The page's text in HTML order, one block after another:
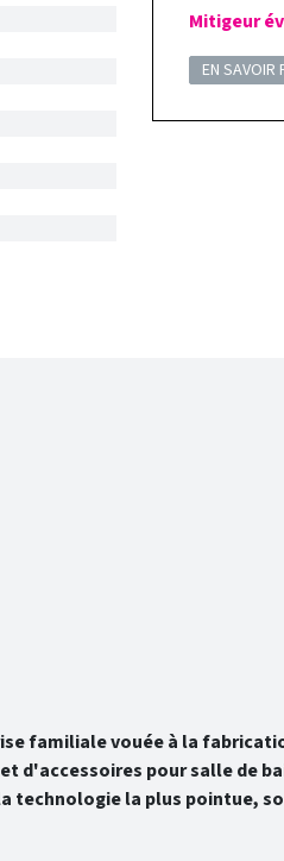
Mitigeur
EN SAVOIR
familiale vouée à la
pour salle de
technologie la plus pointue,